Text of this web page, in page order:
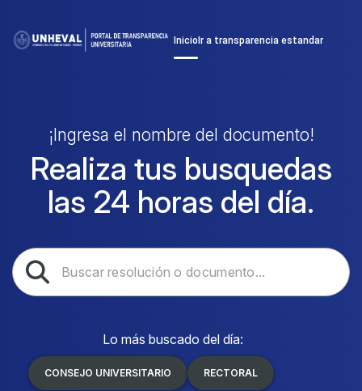
Inicio Ir a transparencia estandar
¡Ingresa el nombre del documento!
Realiza tus busquedas
las 24 horas del día.
Lo más buscado del día:
CONSEJO UNIVERSITARIO RECTORAL